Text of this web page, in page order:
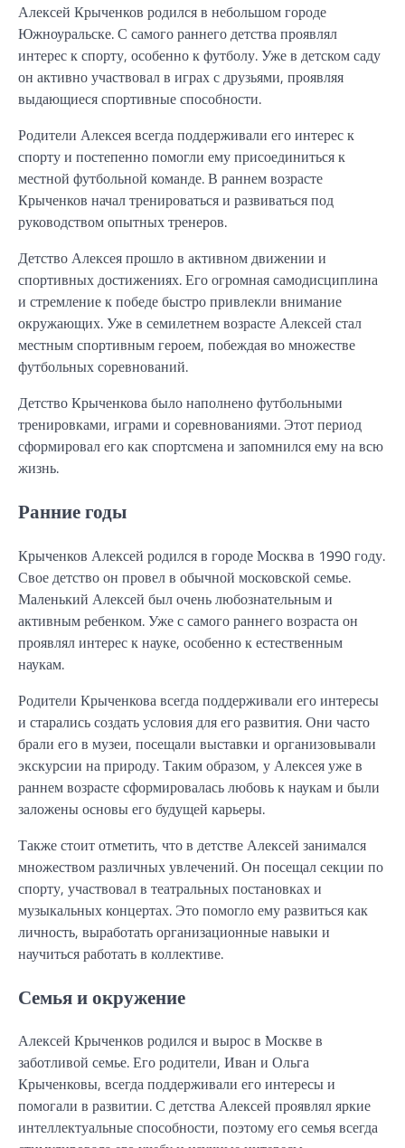
Алексей Крыченков родился в небольшом городе
Южноуральске. С самого раннего детства проявлял
интерес к спорту, особенно к футболу. Уже в детском саду
он активно участвовал в играх с друзьями, проявляя
выдающиеся спортивные способности.
Родители Алексея всегда поддерживали его интерес к
спорту и постепенно помогли ему присоединиться к
местной футбольной команде. В раннем возрасте
Крыченков начал тренироваться и развиваться под
руководством опытных тренеров.
Детство Алексея прошло в активном движении и
спортивных достижениях. Его огромная самодисциплина
и стремление к победе быстро привлекли внимание
окружающих. Уже в семилетнем возрасте Алексей стал
местным спортивным героем, побеждая во множестве
футбольных соревнований.
Детство Крыченкова было наполнено футбольными
тренировками, играми и соревнованиями. Этот период
сформировал его как спортсмена и запомнился ему на всю
жизнь.
Ранние годы
Крыченков Алексей родился в городе Москва в 1990 году.
Свое детство он провел в обычной московской семье.
Маленький Алексей был очень любознательным и
активным ребенком. Уже с самого раннего возраста он
проявлял интерес к науке, особенно к естественным
наукам.
Родители Крыченкова всегда поддерживали его интересы
и старались создать условия для его развития. Они часто
брали его в музеи, посещали выставки и организовывали
экскурсии на природу. Таким образом, у Алексея уже в
раннем возрасте сформировалась любовь к наукам и были
заложены основы его будущей карьеры.
Также стоит отметить, что в детстве Алексей занимался
множеством различных увлечений. Он посещал секции по
спорту, участвовал в театральных постановках и
музыкальных концертах. Это помогло ему развиться как
личность, выработать организационные навыки и
научиться работать в коллективе.
Семья и окружение
Алексей Крыченков родился и вырос в Москве в
заботливой семье. Его родители, Иван и Ольга
Крыченковы, всегда поддерживали его интересы и
помогали в развитии. С детства Алексей проявлял яркие
интеллектуальные способности, поэтому его семья всегда